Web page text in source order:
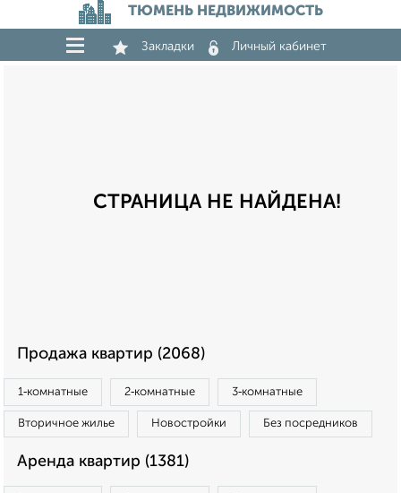
ТЮМЕНЬ НЕДВИЖИМОСТЬ
Закладки Личный кабинет
СТРАНИЦА НЕ НАЙДЕНА!
Продажа квартир (2068)
1‑комнатные 2‑комнатные 3‑комнатные
Вторичное жилье Новостройки Без посредников
Аренда квартир (1381)